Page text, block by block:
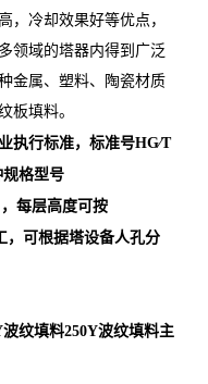
， 冷却效果好等优点，
领域的塔器内得到广泛
金属、塑料、陶瓷材质
板填料。
执行标准，标准号HG∕T
规格型号
，每层高度可按
，可根据塔设备人孔分
纹填料250Y波纹填料主